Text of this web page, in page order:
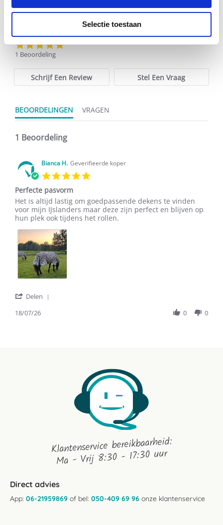
Selectie toestaan
5.0
1 Beoordeling
Schrijf Een Review Stel Een Vraag
BEOORDELINGEN VRAGEN
1 Beoordeling
Bianca H. Geverifieerde koper
Perfecte pasvorm
Review
by
Bianca
on
18
Jul
2026
review
stating
Perfecte
Het is altijd lastig om goedpassende dekens te vinden
voor mijn IJslanders maar deze zijn perfect en blijven op
hun plek ook tijdens het rollen.
Delen
18/07/26 0 0
Klantenservice bereikbaarheid:
Ma - Vrij 8:30 - 17:30 uur
Direct advies
App: 06-21959869 of bel: 050-409 69 96 onze klantenservice